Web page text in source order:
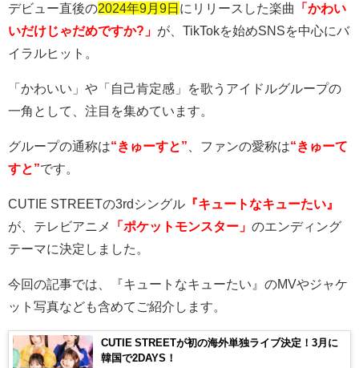
デビュー直後の2024年9月9日にリリースした楽曲
「かわい
いだけじゃだめですか?」 が、 TikTokを始めSNSを中心にバ
イラルヒット。
「かわいい」や「自己肯定感」を歌うアイドルグループの
一角として、注目を集めています。
グループの通称は“きゅーすと” 、ファンの愛称は“きゅーて
すと”です。
CUTIE STREETの3rdシングル 『キュートなキューたい』
が、テレビアニメ
「ポケットモンスター」 のエンディング
テーマに決定しました。
今回の記事では、『キュートなキューたい』のMVやジャケ
ット写真なども含めてご紹介します。
CUTIE STREET︎︎が初の海外単独ライブ決定！3月に
韓国で2DAYS！